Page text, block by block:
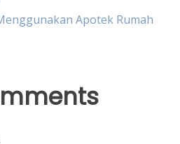
Apotek Rumah